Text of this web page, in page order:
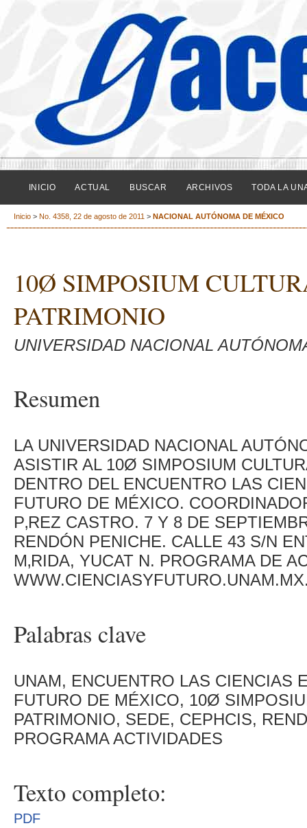
INICIO ACTUAL BUSCAR ARCHIVOS TODA LA
Inicio > No. 4358, 22 de agosto de 2011 > NACIONAL AUTÓNOMA DE MÉXICO
10Ø SIMPOSIUM
PATRIMONIO
UNIVERSIDAD NACIONAL
Resumen
LA UNIVERSIDAD NACIONAL
ASISTIR AL 10Ø SIMPOSIUM
DENTRO DEL ENCUENTRO LAS
FUTURO DE MÉXICO.
P‚REZ CASTRO. 7 Y 8 DE
RENDÓN PENICHE. CALLE 43 S/N
M‚RIDA, YUCAT N. PROGRAMA DE
Palabras clave
UNAM, ENCUENTRO LAS CIENCIAS
FUTURO DE MÉXICO, 10Ø
PATRIMONIO, SEDE, CEPHCIS,
PROGRAMA ACTIVIDADES
Texto completo:
PDF